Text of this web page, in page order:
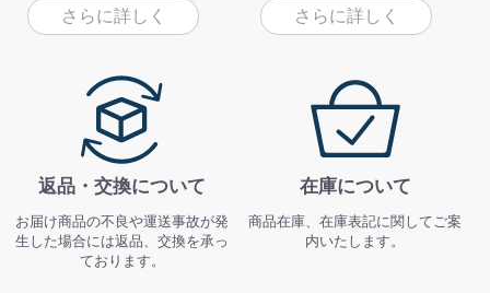
さらに詳しく さらに詳しく
返品・交換について
お届け商品の不良や運送事故が発
生した場合には返品、交換を承っ
ております。
在庫について
商品在庫、在庫表記に関してご案
内いたします。